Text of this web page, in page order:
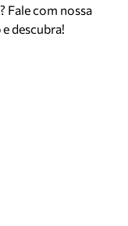
Fale com nossa
descubra!